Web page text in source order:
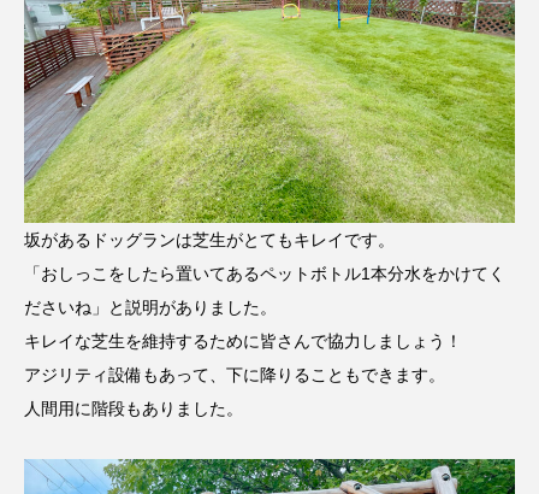
坂があるドッグランは芝生がとてもキレイです。
「おしっこをしたら置いてあるペットボトル1本分水をかけてく
ださいね」と説明がありました。
キレイな芝生を維持するために皆さんで協力しましょう！
アジリティ設備もあって、下に降りることもできます。
人間用に階段もありました。